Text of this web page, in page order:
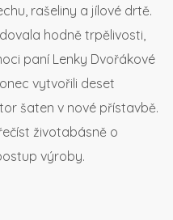
rašeliny a jílové drtě.
hodně trpělivosti,
paní Lenky Dvořákové
vytvořili deset
šaten v nové přístavbě.
životabásně o
výroby.